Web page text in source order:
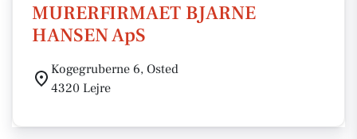
MURERFIRMAET BJARNE
HANSEN ApS
Kogegruberne 6, Osted
4320 Lejre